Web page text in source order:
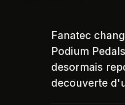
Fanatec
Podium
desormais
decouverte